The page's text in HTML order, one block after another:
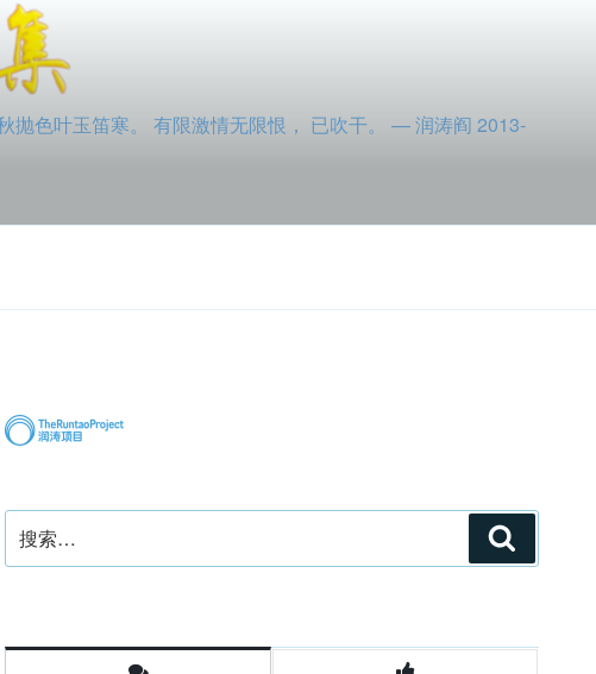
抛色叶玉笛寒。 有限激情无限恨， 已吹干。 — 润涛阎 2013-
索：
索